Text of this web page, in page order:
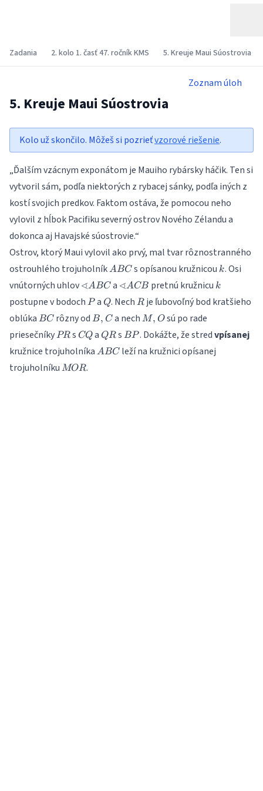
Zadania 2. kolo 1. časť 47. ročník KMS 5. Kreuje Maui Súostrovia
Zoznam úloh
5. Kreuje Maui Súostrovia
Kolo už skončilo. Môžeš si pozrieťvzorové riešenie.
„Ďalším vzácnym exponátom je Mauiho rybársky háčik. Ten si
vytvoril sám, podľa niektorých z rybacej sánky, podľa iných z
kostí svojich predkov. Faktom ostáva, že pomocou neho
vylovil z hĺbok Pacifiku severný ostrov Nového Zélandu a
dokonca aj Havajské súostrovie.“
Ostrov, ktorý Maui vylovil ako prvý, mal tvar rôznostranného
ostrouhlého trojuholník ABC
ABC s opísanou kružnicou k
k. Osi
vnútorných uhlov \sphericalangle
ABC
∢ABC a \sphericalangle
ACB
∢ACB pretnú kružnicu k
k
postupne v bodoch P
P aQ
Q. NechR
R je ľubovoľný bod kratšieho
oblúka BC
BC rôzny odB,
B, C a nech M,
M, O sú po rade
priesečníky PR
PRsCQ
CQaQR
QRsBP
BP. Dokážte, že stredvpísanej
kružnice trojuholníka ABC
ABC leží na kružnici opísanej
trojuholníku MOR
MOR.